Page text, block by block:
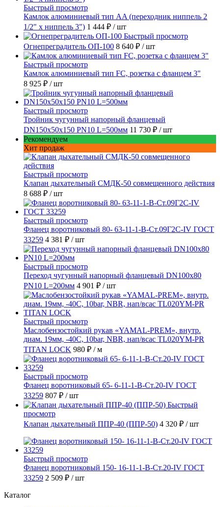
Быстрый просмотр
Камлок алюминиевый тип AA (переходник ниппель 2
1/2" х ниппель 3") 1 444 ₽ / шт
Быстрый просмотр
Огнепреградитель ОП-100 8 640 ₽ / шт
Быстрый просмотр
Камлок алюминиевый тип FC, розетка с фланцем 3"
8 925 ₽ / шт
Быстрый просмотр
Тройник чугунный напорный фланцевый
DN150х50х150 PN10 L=500мм 11 730 ₽ / шт
Рекомендуем
Хит продаж
Быстрый просмотр
Клапан дыхательный СМДК-50 совмещенного действия
8 688 ₽ / шт
Быстрый просмотр
Фланец воротниковый 80- 63-11-1-B-Ст.09Г2С-IV ГОСТ
33259 4 381 ₽ / шт
Быстрый просмотр
Переход чугунный напорный фланцевый DN100х80
PN10 L=200мм 4 901 ₽ / шт
Быстрый просмотр
Маслобензостойкий рукав «YAMAL-PREM», внутр.
диам. 19мм, -40C, 10bar, NBR, нап/всас TL020YM-PR
TITAN LOCK 980 ₽ / м
Быстрый просмотр
Фланец воротниковый 65- 6-11-1-B-Ст.20-IV ГОСТ
33259 807 ₽ / шт
Быстрый
просмотр
Клапан дыхательный ППР-40 (ППР-50) 4 320 ₽ / шт
Быстрый просмотр
Фланец воротниковый 150- 16-11-1-В-Ст.20-IV ГОСТ
33259 2 509 ₽ / шт
Каталог